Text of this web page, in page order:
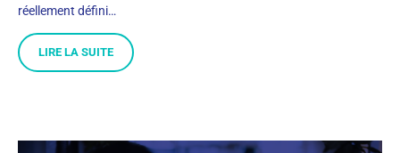
réellement défini…
LIRE LA SUITE